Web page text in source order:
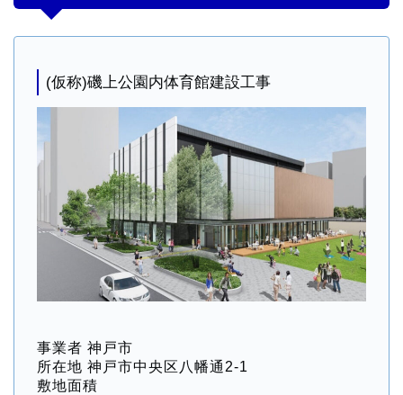
(仮称)磯上公園内体育館建設工事
事業者 神戸市
所在地 神戸市中央区八幡通2-1
敷地面積